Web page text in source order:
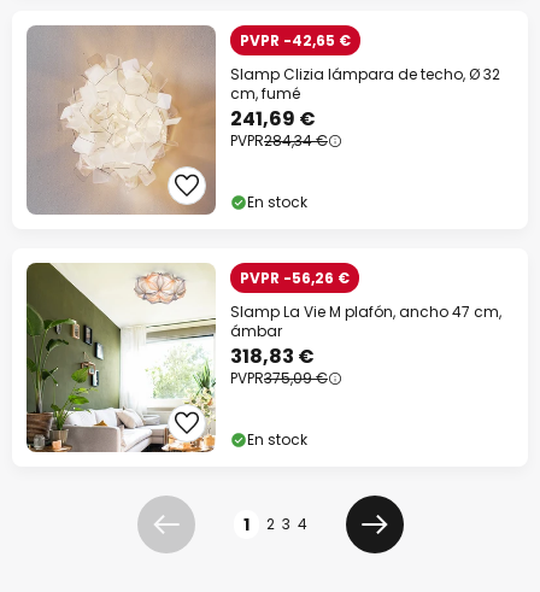
PVPR -42,65 €
Slamp Clizia lámpara de techo, Ø 32
cm, fumé
241,69 €
PVPR284,34 €
En stock
PVPR -56,26 €
Slamp La Vie M plafón, ancho 47 cm,
ámbar
318,83 €
PVPR375,09 €
En stock
Anterior 1 2 3 4
Siguiente